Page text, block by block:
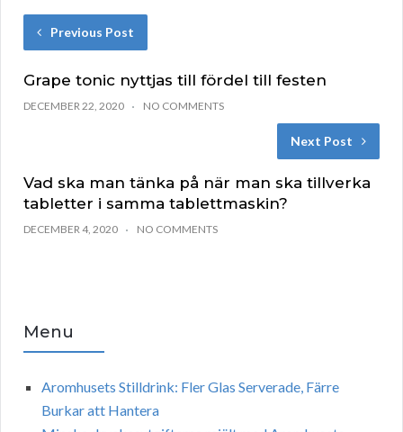
Previous Post
Grape tonic nyttjas till fördel till festen
DECEMBER 22, 2020 NO COMMENTS
Next Post
Vad ska man tänka på när man ska tillverka
tabletter i samma tablettmaskin?
DECEMBER 4, 2020 NO COMMENTS
Menu
Aromhusets Stilldrink: Fler Glas Serverade, Färre
Burkar att Hantera